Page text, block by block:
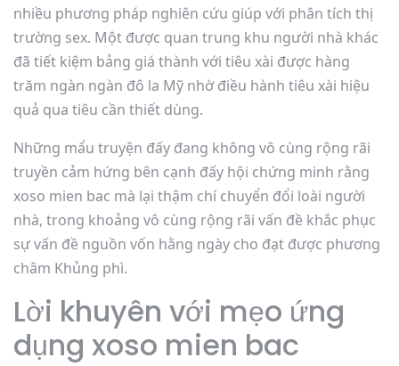
nhiều phương pháp nghiên cứu giúp với phân tích thị
trường sex. Một được quan trung khu người nhà khác
đã tiết kiệm bảng giá thành với tiêu xài được hàng
trăm ngàn ngàn đô la Mỹ nhờ điều hành tiêu xài hiệu
quả qua tiêu cần thiết dùng.
Những mẩu truyện đấy đang không vô cùng rộng rãi
truyền cảm hứng bên cạnh đấy hội chứng minh rằng
xoso mien bac mà lại thậm chí chuyển đổi loài người
nhà, trong khoảng vô cùng rộng rãi vấn đề khắc phục
sự vấn đề nguồn vốn hằng ngày cho đạt được phương
châm Khủng phì.
Lời khuyên với mẹo ứng
dụng xoso mien bac